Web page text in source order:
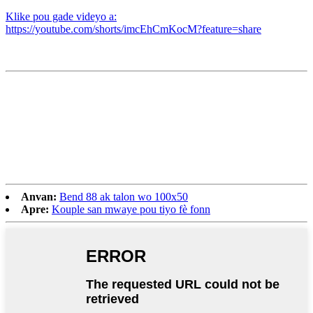
Klike pou gade videyo a:
https://youtube.com/shorts/imcEhCmKocM?feature=share
Anvan: Bend 88 ak talon wo 100х50
Apre: Kouple san mwaye pou tiyo fè fonn